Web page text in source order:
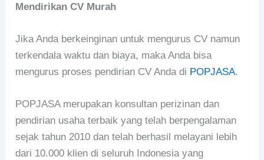
Mendirikan CV Murah
Jika Anda berkeinginan untuk mengurus CV namun
terkendala waktu dan biaya, maka Anda bisa
mengurus proses pendirian CV Anda di POPJASA.
POPJASA merupakan konsultan perizinan dan
pendirian usaha terbaik yang telah berpengalaman
sejak tahun 2010 dan telah berhasil melayani lebih
dari 10.000 klien di seluruh Indonesia yang